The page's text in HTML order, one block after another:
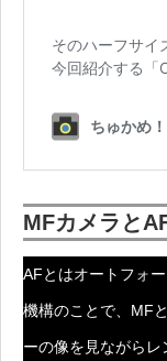
MFカメラと
AFとはオートフォ
機構のことで、MF
ーの像を見ながら